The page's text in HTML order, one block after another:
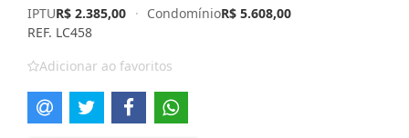
IPTUR$ 2.385,00 · CondomínioR$ 5.608,00
REF. LC458
Adicionar ao favoritos